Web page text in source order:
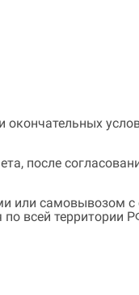
окончательных
после
или самовывозом с
всей территории